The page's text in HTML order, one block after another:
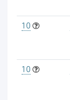
10
10